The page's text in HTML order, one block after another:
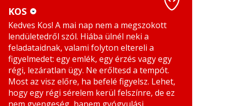
KOS
BIKA
IKREK
RÁK
MÉRLEG
SKORPIÓ
NYILAS
BAK
KOS
Kedves Kos! A mai nap nem a megszokott
lendületedről szól. Hiába ülnél neki a
feladataidnak, valami folyton eltereli a
figyelmedet: egy emlék, egy érzés vagy egy
régi, lezáratlan ügy. Ne erőltesd a tempót.
Most az visz előre, ha befelé figyelsz. Lehet,
hogy egy régi sérelem kerül felszínre, de ez